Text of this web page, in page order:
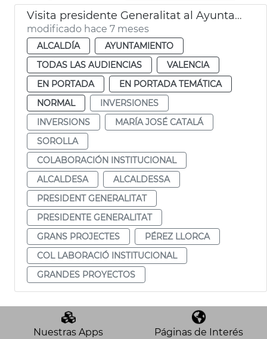
Visita presidente Generalitat al Ayuntamiento. Sorolla
modificado hace 7 meses
ALCALDÍA
AYUNTAMIENTO
TODAS LAS AUDIENCIAS
VALENCIA
EN PORTADA
EN PORTADA TEMÁTICA
NORMAL
INVERSIONES
INVERSIONS
MARÍA JOSÉ CATALÁ
SOROLLA
COLABORACIÓN INSTITUCIONAL
ALCALDESA
ALCALDESSA
PRESIDENT GENERALITAT
PRESIDENTE GENERALITAT
GRANS PROJECTES
PÉREZ LLORCA
COL LABORACIÓ INSTITUCIONAL
GRANDES PROYECTOS
Nuestras Apps Páginas de Interés